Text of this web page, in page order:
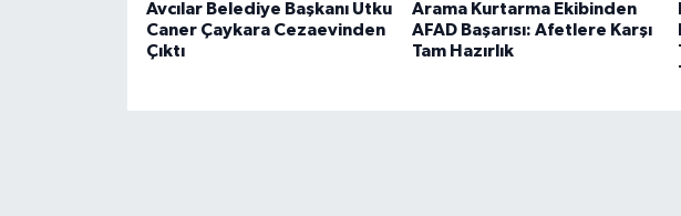
Avcılar Belediye Başkanı Utku
Caner Çaykara Cezaevinden
Çıktı
Arama Kurtarma Ekibinden
AFAD Başarısı: Afetlere Karşı
Tam Hazırlık